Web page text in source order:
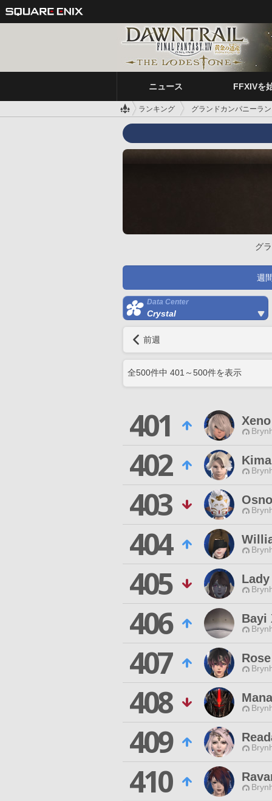
ニュース FFXIVを
ランキング グランドカンパニーラ
グ
週
Data Center
Crystal
前週
全500件中 401 ～500件を表示
401
402
403
404
405
406 Bayi
407
408
409
410